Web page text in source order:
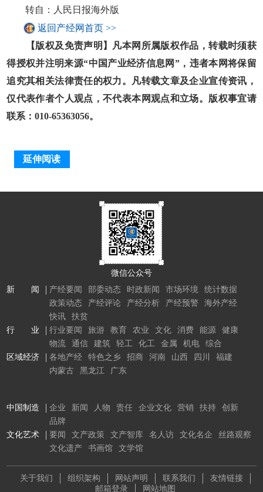
转自：人民日报海外版
返回产经网首页 >>
【版权及免责声明】凡本网所属版权作品，转载时须获
得授权并注明来源“中国产业经济信息网”，违者本网将保留
追究其相关法律责任的权力。凡转载文章及企业宣传资讯，
仅代表作者个人观点，不代表本网观点和立场。版权事宜请
联系：010-65363056。
延伸阅读
微信公众号
新 闻
产经要闻 部委动态 时政新闻 市场环境
统计数据
政策动态
产经评论 产经分析 产经预警
海外产经
快讯
扶贫
行 业
行业要闻 旅游 教育 农业 文化 消费 能源
健康
物流
通信 建筑 轻工 化工 金属 机电
综合
区域经济
各地产经 特色之乡 招商 河南 山西 四川
福建
内蒙古
黑龙江 广东
中国制造 企业 新闻 人物 责任 企业文化 营销 扶持
创新
品牌
文化艺术
要闻 文产政策 文产智库 名人访 文化名企
丝路观察
文化遗产
书画馆 文学馆
关于我们 组织架构 网站声明 联系我们
友情链接
邮箱登录
网站地图